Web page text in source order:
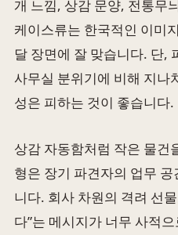
개 느낌, 상감 문양, 전통무
케이스류는 한국적인 이미
달 장면에 잘 맞습니다. 단,
사무실 분위기에 비해 지나
성은 피하는 것이 좋습니다.
상감 자동함처럼 작은 물건
형은 장기 파견자의 업무
니다. 회사 차원의 격려 선
다”는 메시지가 너무 사적